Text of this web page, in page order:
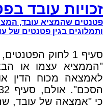
זכויות עובד
פטנטים שהמציא עובד,
ותמלוגים בגין פטנטים של
סעיף 1 לחוק
"הממציא עצמו או
לאמצאה מכוח הדין
כי "אמצאה של עובד,